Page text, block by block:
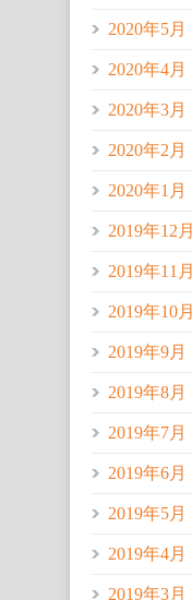
2020年5月
2020年4月
2020年3月
2020年2月
2020年1月
2019年12月
2019年11月
2019年10月
2019年9月
2019年8月
2019年7月
2019年6月
2019年5月
2019年4月
2019年3月